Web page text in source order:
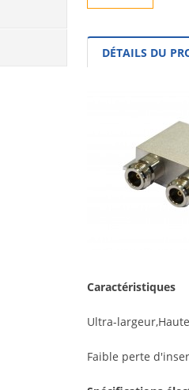
DÉTAILS DU
Caractéristiques
Ultra-
Faible perte